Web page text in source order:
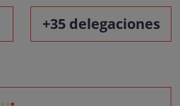
+35 delegaciones